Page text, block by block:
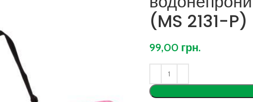
(MS 2131-P)
99,00 грн.